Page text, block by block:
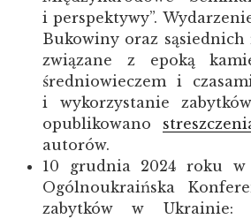
i perspektywy”.
Bukowiny oraz sąsiednich
związane z epoką
średniowieczem i
i wykorzystanie
opublikowano
autorów.
10 grudnia 2024 roku
Ogólnoukraińska
zabytków w Ukrainie: